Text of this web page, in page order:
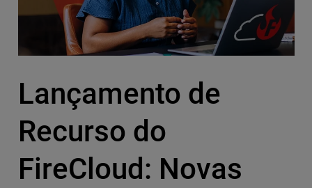
Lançamento de
Recurso do
FireCloud: Novas